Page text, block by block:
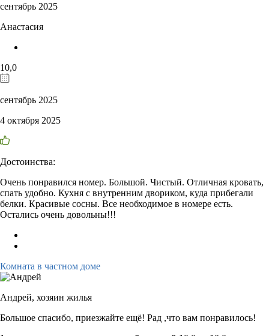
сентябрь 2025
Анастасия
10,0
сентябрь 2025
4 октября 2025
Достоинства:
Очень понравился номер. Большой. Чистый. Отличная кровать,
спать удобно. Кухня с внутренним двориком, куда прибегали
белки. Красивые сосны. Все необходимое в номере есть.
Остались очень довольны!!!
Комната в частном доме
Андрей, хозяин жилья
Большое спасибо, приезжайте ещё! Рад ,что вам понравилось!